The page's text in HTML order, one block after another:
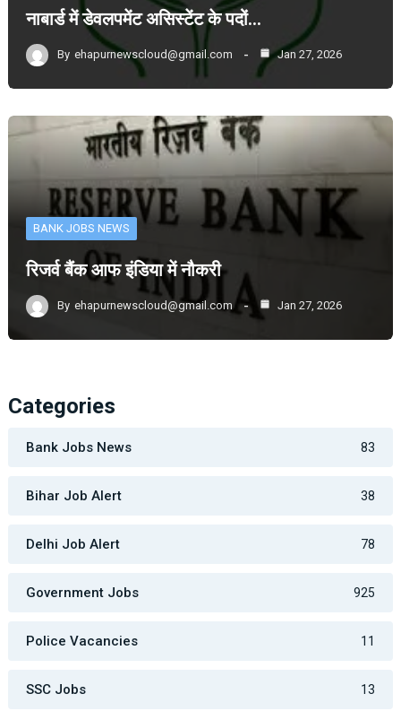
नाबार्ड में डेवलपमेंट असिस्टेंट के पदों…
By ehapurnewscloud@gmail.com Jan 27, 2026
BANK JOBS NEWS
रिजर्व बैंक आफ इंडिया में नौकरी
By ehapurnewscloud@gmail.com Jan 27, 2026
Categories
Bank Jobs News 83
Bihar Job Alert 38
Delhi Job Alert 78
Government Jobs 925
Police Vacancies 11
SSC Jobs 13